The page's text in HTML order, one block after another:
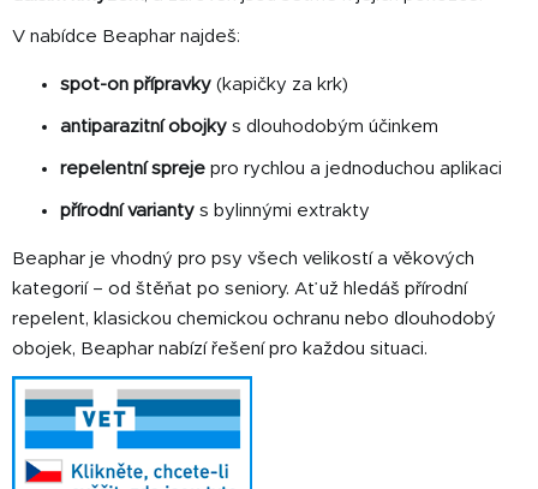
s
u
V nabídce Beaphar najdeš:
spot-on přípravky (kapičky za krk)
antiparazitní obojky s dlouhodobým účinkem
repelentní spreje pro rychlou a jednoduchou aplikaci
přírodní varianty s bylinnými extrakty
Beaphar je vhodný pro psy všech velikostí a věkových
kategorií – od štěňat po seniory. Ať už hledáš přírodní
repelent, klasickou chemickou ochranu nebo dlouhodobý
obojek, Beaphar nabízí řešení pro každou situaci.